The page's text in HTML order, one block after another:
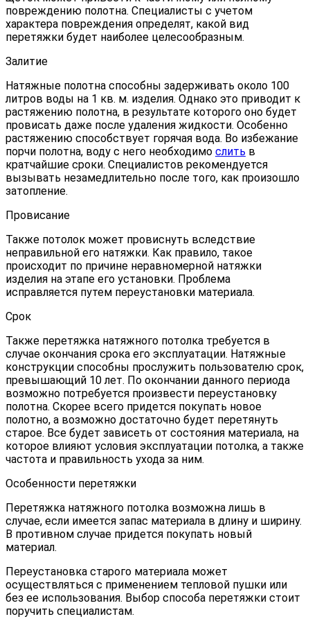
повреждению полотна. Специалисты с учетом
характера повреждения определят, какой вид
перетяжки будет наиболее целесообразным.
Залитие
Натяжные полотна способны задерживать около 100
литров воды на 1 кв. м. изделия. Однако это приводит к
растяжению полотна, в результате которого оно будет
провисать даже после удаления жидкости. Особенно
растяжению способствует горячая вода. Во избежание
порчи полотна, воду с него необходимо слить в
кратчайшие сроки. Специалистов рекомендуется
вызывать незамедлительно после того, как произошло
затопление.
Провисание
Также потолок может провиснуть вследствие
неправильной его натяжки. Как правило, такое
происходит по причине неравномерной натяжки
изделия на этапе его установки. Проблема
исправляется путем переустановки материала.
Срок
Также перетяжка натяжного потолка требуется в
случае окончания срока его эксплуатации. Натяжные
конструкции способны прослужить пользователю срок,
превышающий 10 лет. По окончании данного периода
возможно потребуется произвести переустановку
полотна. Скорее всего придется покупать новое
полотно, а возможно достаточно будет перетянуть
старое. Все будет зависеть от состояния материала, на
которое влияют условия эксплуатации потолка, а также
частота и правильность ухода за ним.
Особенности перетяжки
Перетяжка натяжного потолка возможна лишь в
случае, если имеется запас материала в длину и ширину.
В противном случае придется покупать новый
материал.
Переустановка старого материала может
осуществляться с применением тепловой пушки или
без ее использования. Выбор способа перетяжки стоит
поручить специалистам.